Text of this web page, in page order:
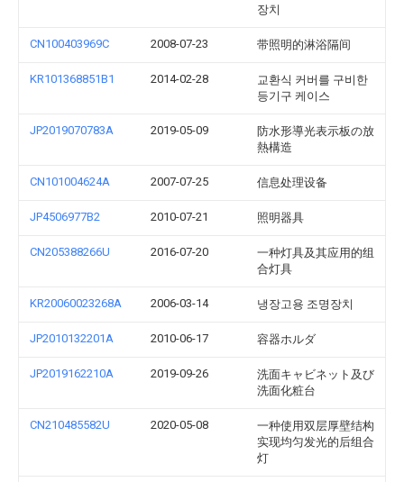
장치
CN100403969C 2008-07-23 带照明的淋浴隔间
KR101368851B1 2014-02-28
교환식 커버를 구비한
등기구 케이스
JP2019070783A 2019-05-09
防水形導光表示板の放
熱構造
CN101004624A 2007-07-25 信息处理设备
JP4506977B2 2010-07-21 照明器具
CN205388266U 2016-07-20
一种灯具及其应用的组
合灯具
KR20060023268A 2006-03-14 냉장고용 조명장치
JP2010132201A 2010-06-17 容器ホルダ
JP2019162210A 2019-09-26
洗面キャビネット及び
洗面化粧台
CN210485582U 2020-05-08
一种使用双层厚壁结构
实现均匀发光的后组合
灯